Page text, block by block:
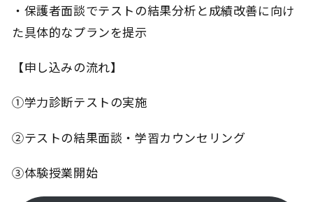
・保護者面談でテストの結果分析と成績改善に向け
た具体的なプランを提示
【申し込みの流れ】
①学力診断テストの実施
②テストの結果面談・学習カウンセリング
③体験授業開始